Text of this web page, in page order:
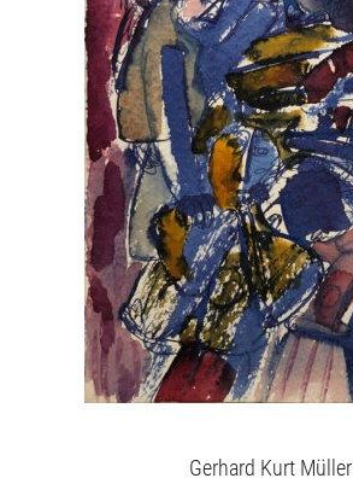
Gerhard Kurt Müller